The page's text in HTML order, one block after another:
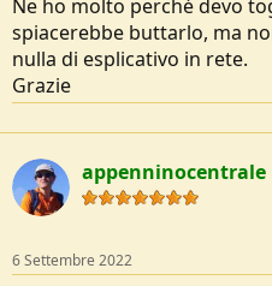
s
i
o
n
e
Ne ho molto perché devo
spiacerebbe buttarlo, ma
nulla di esplicativo in rete.
Grazie
appenninocentrale
6 Settembre 2022